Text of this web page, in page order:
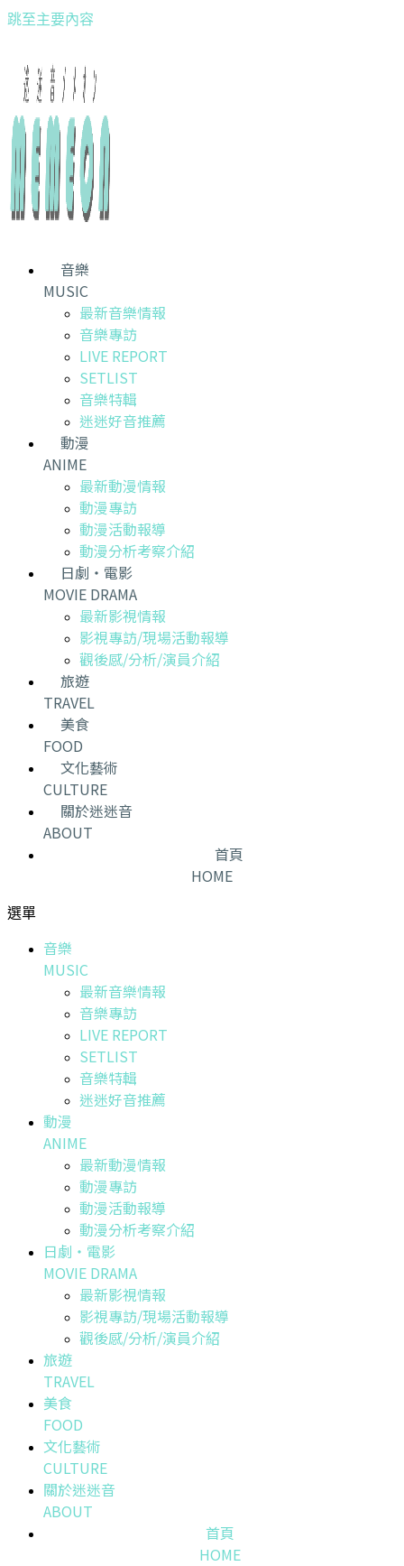
跳至主要內容
音樂
MUSIC
最新音樂情報
音樂專訪
LIVE REPORT
SETLIST
音樂特輯
迷迷好音推薦
動漫
ANIME
最新動漫情報
動漫專訪
動漫活動報導
動漫分析考察介紹
日劇・電影
MOVIE DRAMA
最新影視情報
影視專訪/現場活動報導
觀後感/分析/演員介紹
旅遊
TRAVEL
美食
FOOD
文化藝術
CULTURE
關於迷迷音
ABOUT
首頁
HOME
選單
音樂
MUSIC
最新音樂情報
音樂專訪
LIVE REPORT
SETLIST
音樂特輯
迷迷好音推薦
動漫
ANIME
最新動漫情報
動漫專訪
動漫活動報導
動漫分析考察介紹
日劇・電影
MOVIE DRAMA
最新影視情報
影視專訪/現場活動報導
觀後感/分析/演員介紹
旅遊
TRAVEL
美食
FOOD
文化藝術
CULTURE
關於迷迷音
ABOUT
首頁
HOME